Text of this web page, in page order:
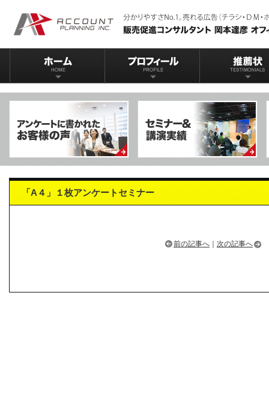
「A４」１枚アンケートセミナー
前の記事へ 次の記事へ